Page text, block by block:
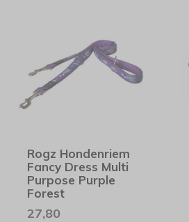
Rogz Hondenriem
Fancy Dress Multi
Purpose Purple
Forest
27,80